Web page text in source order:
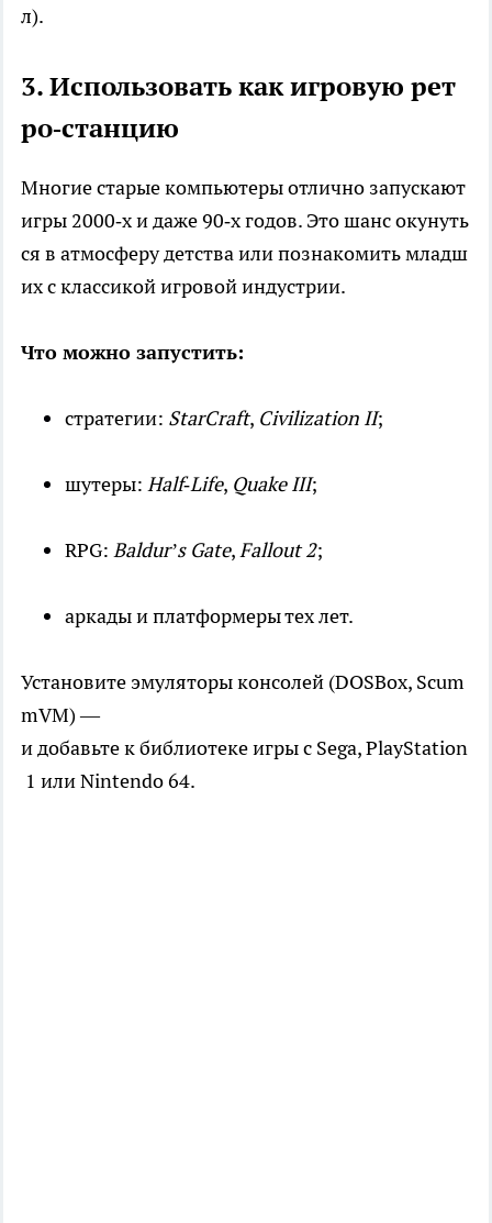
л).
3. Использовать как игровую рет
ро‑станцию
Многие старые компьютеры отлично запускают
игры 2000‑х и даже 90‑х годов. Это шанс окунуть
ся в атмосферу детства или познакомить младш
их с классикой игровой индустрии.
Что можно запустить:
стратегии: StarCraft, Civilization II;
шутеры: Half‑Life, Quake III;
RPG: Baldur’s Gate,Fallout 2;
аркады и платформеры тех лет.
Установите эмуляторы консолей (DOSBox, Scum
mVM) —
и добавьте к библиотеке игры с Sega, PlayStation
1 или Nintendo 64.